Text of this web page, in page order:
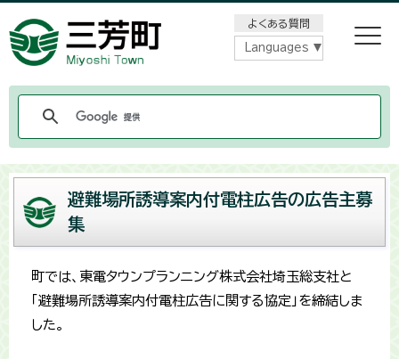
よくある質問
Languages
避難場所誘導案内付電柱広告の広告主募
集
町では、東電タウンプランニング株式会社埼玉総支社と
「避難場所誘導案内付電柱広告に関する協定」を締結しま
した。